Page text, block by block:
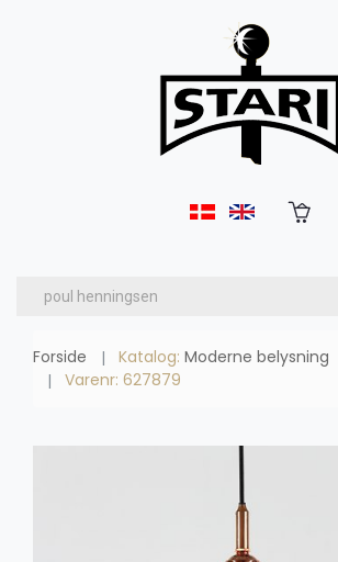
Forside Katalog: Moderne belysning
Varenr: 627879